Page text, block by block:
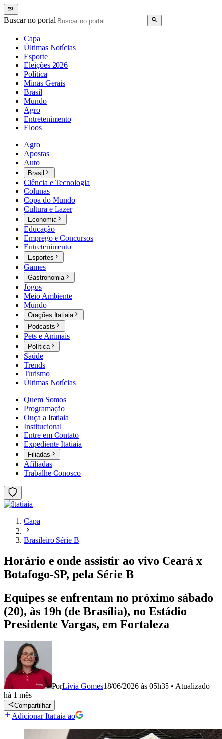
Buscar no portal
Capa
Últimas Notícias
Esporte
Eleições 2026
Política
Minas Gerais
Brasil
Mundo
Agro
Entretenimento
Eloos
Agro
Apostas
Auto
Brasil
Ciência e Tecnologia
Colunas
Copa do Mundo
Cultura e Lazer
Economia
Educação
Emprego e Concursos
Entretenimento
Esportes
Games
Gastronomia
Jogos
Meio Ambiente
Mundo
Orações Itatiaia
Podcasts
Pets e Animais
Política
Saúde
Trends
Turismo
Últimas Notícias
Quem Somos
Programação
Ouça a Itatiaia
Institucional
Entre em Contato
Expediente Itatiaia
Filiadas
Afiliadas
Trabalhe Conosco
Capa
Brasileiro Série B
Horário e onde assistir ao vivo Ceará x
Botafogo-SP, pela Série B
Equipes se enfrentam no próximo sábado
(20), às 19h (de Brasília), no Estádio
Presidente Vargas, em Fortaleza
PorLívia Gomes18/06/2026 às 05h35 • Atualizado
há 1 mês
Compartilhar
Adicionar Itatiaia ao